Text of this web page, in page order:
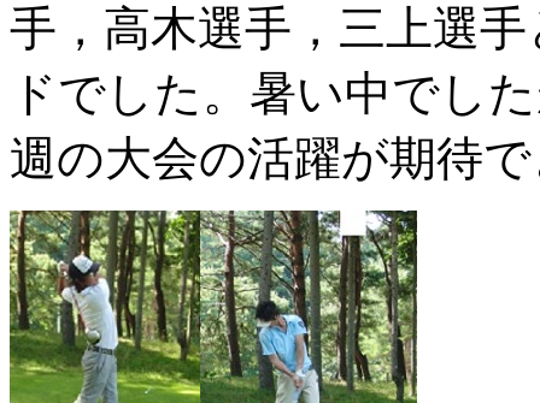
手，高木選手，三上選
ドでした。暑い中でし
週の大会の活躍が期待